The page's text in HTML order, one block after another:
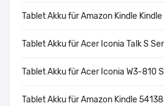
Tablet Akku für Amazon Kindle
Tablet Akku für Acer Iconia Talk S
Tablet Akku für Acer Iconia W3-810
Tablet Akku für Amazon Kindle